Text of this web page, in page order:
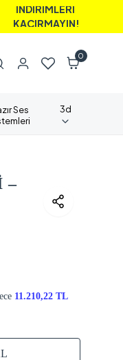
0
Ses
3d
–
11.210,22 TL